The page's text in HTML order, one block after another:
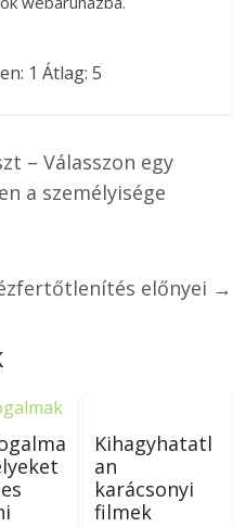
1 Átlag:5
– Válasszon egy
a személyisége
előnyei →
Kihagyhatatl
an
karácsonyi
filmek